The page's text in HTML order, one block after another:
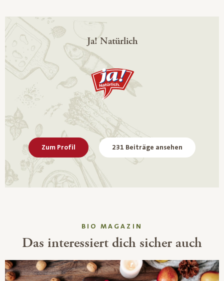
Ja! Natürlich
Zum Profil 231 Beiträge ansehen
BIO MAGAZIN
Das interessiert dich sicher auch